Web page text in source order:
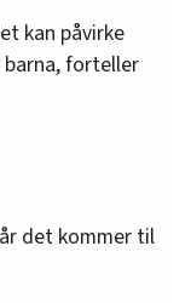
kan påvirke
forteller
det kommer til